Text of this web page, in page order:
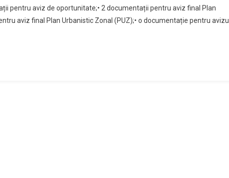
pentru aviz de oportunitate;• 2 documentații pentru aviz final Plan
aviz final Plan Urbanistic Zonal (PUZ);• o documentație pentru avizul